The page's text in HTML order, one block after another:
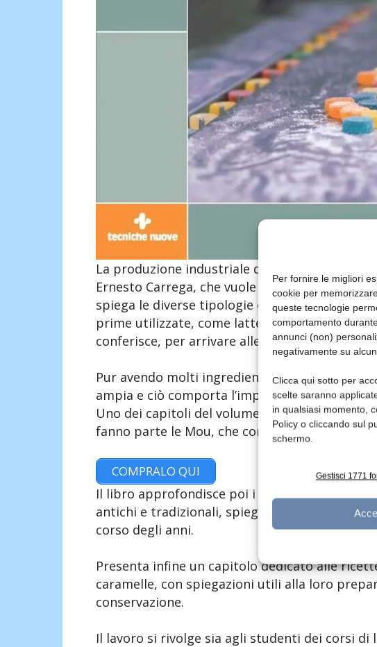
Per fornire le migliori
cookie per
queste tecnologie
comportamento
annunci (non)
negativamente su
Clicca qui sotto per
scelte saranno
in qualsiasi momento,
Policy o cliccando sul
schermo.
Gestisci 1771
La produzione industriale delle caramelle è il
Ernesto Carrega, che vuole essere un
spiega le diverse tipologie e tecniche di
prime utilizzate, come latte e derivati, e dalle
conferisce, per arrivare alle caratteristiche
Pur avendo molti ingredienti in comune, la
ampia e ciò comporta l’impiego di
Uno dei capitoli del volume è per esempio
fanno parte le Mou, che contengono quantità
COMPRALO QUI
Il libro approfondisce poi i diversi sistemi di
antichi e tradizionali, spiegandone
corso degli anni.
Presenta infine un capitolo dedicato alle
caramelle, con spiegazioni utili alla loro
conservazione.
Il lavoro si rivolge sia agli studenti dei corsi di